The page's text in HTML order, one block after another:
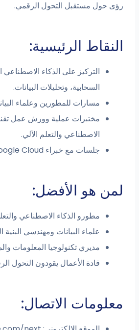
رؤى حول مستقبل التحول الرقمي.
النقاط الرئيسية:
التركيز على الذكاء الاصطناعي
السحابية، وتحليلات البيانات.
مسارات للمطورين وعلماء
مختبرات عملية وورش عمل
الاصطناعي والتعلم الآلي.
جلسات مع خبراء Google Cloud وقادة الصناعة.
لمن هو الأفضل:
مطورو الذكاء الاصطناعي
علماء البيانات ومهندسي البنية
مديري تكنولوجيا المعلومات
قادة الأعمال يقودون التحول
معلومات الاتصال: